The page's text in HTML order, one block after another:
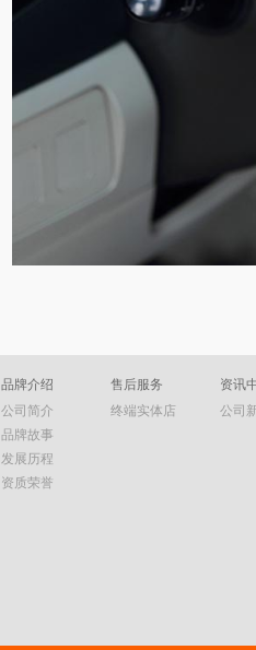
品牌介绍
公司简介
品牌故事
发展历程
资质荣誉
售后服务
终端实体店
资讯
公司